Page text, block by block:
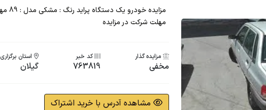
مهلت شرکت در مزایده
مزایده گذار
مخفی
کد خبر
763819
استان برگزاری
گیلان
مشاهده آدرس با خرید اشتراک